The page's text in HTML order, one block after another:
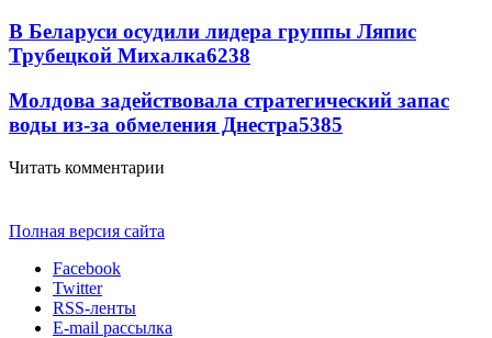
В Беларуси осудили лидера группы Ляпис
Трубецкой Михалка6238
Молдова задействовала стратегический запас
воды из-за обмеления Днестра5385
Читать комментарии
Полная версия сайта
Facebook
Twitter
RSS-ленты
E-mail рассылка